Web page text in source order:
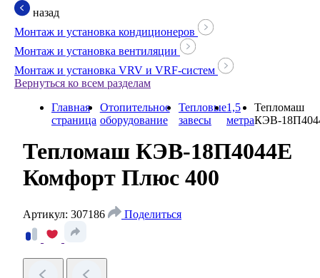
назад
Монтаж и установка кондиционеров
Монтаж и установка вентиляции
Монтаж и установка VRV и VRF-систем
Вернуться ко всем разделам
Главная
страница
Отопительное
оборудование
Тепловые
завесы
1,5
метра
Тепломаш
КЭВ-
Тепломаш КЭВ-18П4044Е
Комфорт Плюс 400
Артикул: 307186 Поделиться